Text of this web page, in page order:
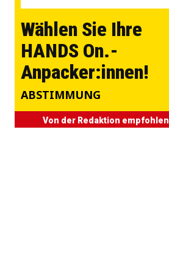
Wählen Sie Ihre
HANDS On.-
Anpacker:innen!
ABSTIMMUNG
Von der Redaktion empfohlen